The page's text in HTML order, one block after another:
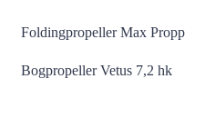
Foldingpropeller Max Propp
Bogpropeller Vetus 7,2 hk